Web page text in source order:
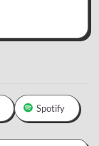
Spotify